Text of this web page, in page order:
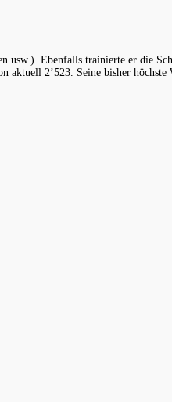
usw.). Ebenfalls trainierte er die
2’523. Seine bisher höchste